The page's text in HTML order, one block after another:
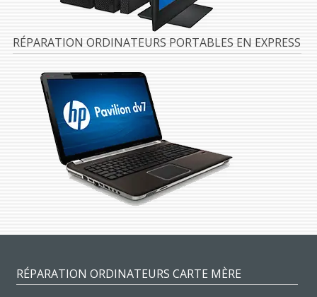
RÉPARATION ORDINATEURS PORTABLES EN EXPRESS
RÉPARATION ORDINATEURS CARTE MÈRE